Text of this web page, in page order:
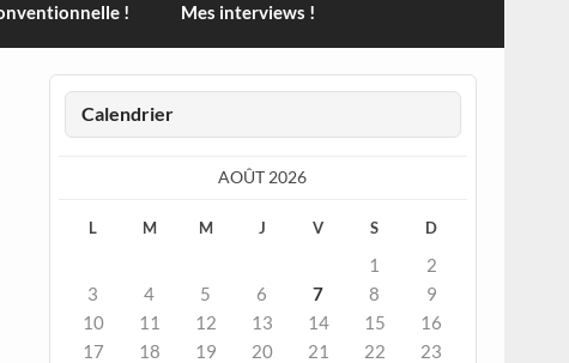
! Mes interviews !
Calendrier
AOÛT 2026
L M M J V S D
1
2
3
4 5 6 7 8
9
10
11 12 13 14 15
16
17
18 19 20 21 22
23